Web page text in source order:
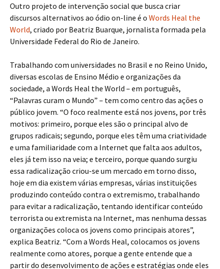
Outro projeto de intervenção social que busca criar
discursos alternativos ao ódio on-line é o Words Heal the
World, criado por Beatriz Buarque, jornalista formada pela
Universidade Federal do Rio de Janeiro.
Trabalhando com universidades no Brasil e no Reino Unido,
diversas escolas de Ensino Médio e organizações da
sociedade, a Words Heal the World – em português,
“Palavras curam o Mundo” – tem como centro das ações o
público jovem. “O foco realmente está nos jovens, por três
motivos: primeiro, porque eles são o principal alvo de
grupos radicais; segundo, porque eles têm uma criatividade
e uma familiaridade com a Internet que falta aos adultos,
eles já tem isso na veia; e terceiro, porque quando surgiu
essa radicalização criou-se um mercado em torno disso,
hoje em dia existem várias empresas, várias instituições
produzindo conteúdo contra o extremismo, trabalhando
para evitar a radicalização, tentando identificar conteúdo
terrorista ou extremista na Internet, mas nenhuma dessas
organizações coloca os jovens como principais atores”,
explica Beatriz. “Com a Words Heal, colocamos os jovens
realmente como atores, porque a gente entende que a
partir do desenvolvimento de ações e estratégias onde eles